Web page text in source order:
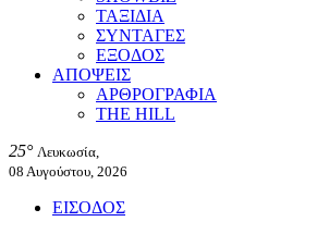
ΤΑΞΙΔΙΑ
ΣΥΝΤΑΓΕΣ
ΕΞΟΔΟΣ
ΑΠΟΨΕΙΣ
ΑΡΘΡΟΓΡΑΦΙΑ
THE HILL
25° Λευκωσία,
08 Αυγούστου, 2026
ΕΙΣΟΔΟΣ